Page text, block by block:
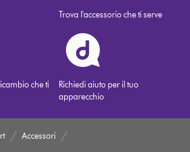
Trova l'accessorio che ti serve
che ti
Richiedi aiuto per il tuo
apparecchio
Accessori